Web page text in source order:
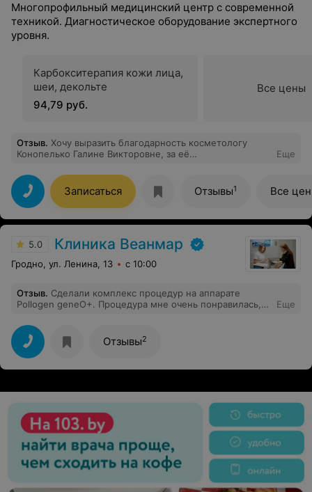
Многопрофильный медицинский центр с современной
техникой. Диагностическое оборудование экспертного
уровня.
Карбокситерапия кожи лица,
шеи, декольте
94,79 руб.
Все цены
Отзыв. Хочу выразить благодарность косметологу
Конопелько Галине Викторовне, за её
Еще
Записаться Отзывы1 Все
5.0 Клиника Веанмар
Гродно, ул. Ленина, 13 с 10:00
Отзыв. Сделали комплекс процедур на аппарате
Pollogen geneО+. Процедура мне очень понравилась,
свежий, ухоженный вид. Получила только
положительные эмоции, обязательно приду на данную
процедуру. Желаю дальнейшего развития и
процветания! С уважением, Ирина.
Еще
Отзывы2